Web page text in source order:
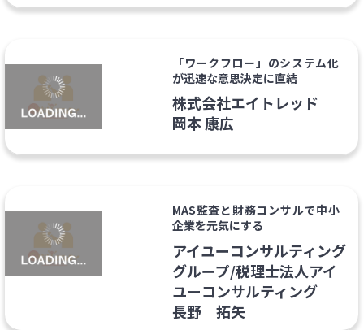
「ワークフロー」のシステム化
が迅速な意思決定に直結
株式会社エイトレッド
岡本 康広
MAS監査と財務コンサルで中小
企業を元気にする
アイユーコンサルティング
グループ/税理士法人アイ
ユーコンサルティング
長野 拓矢